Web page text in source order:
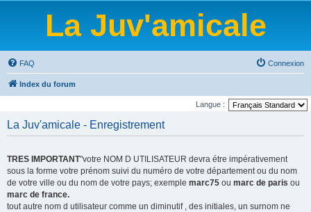
La Juv'amicale
FAQ Connexion
Index du forum
Langue :
La Juv'amicale - Enregistrement
TRES IMPORTANT"votre NOM D UTILISATEUR devra étre impérativement
sous la forme votre prénom suivi du numéro de votre département ou du nom
de votre ville ou du nom de votre pays; exemple marc75 ou marc de paris ou
marc de france.
tout autre nom d utilisateur comme un diminutif , des initiales, un surnom ne